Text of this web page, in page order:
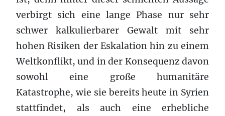
verbirgt sich eine lange Phase nur sehr
schwer kalkulierbarer Gewalt mit sehr
hohen Risiken der Eskalation hin zu einem
Weltkonflikt, und in der Konsequenz davon
sowohl eine große humanitäre
Katastrophe, wie sie bereits heute in Syrien
stattfindet, als auch eine erhebliche